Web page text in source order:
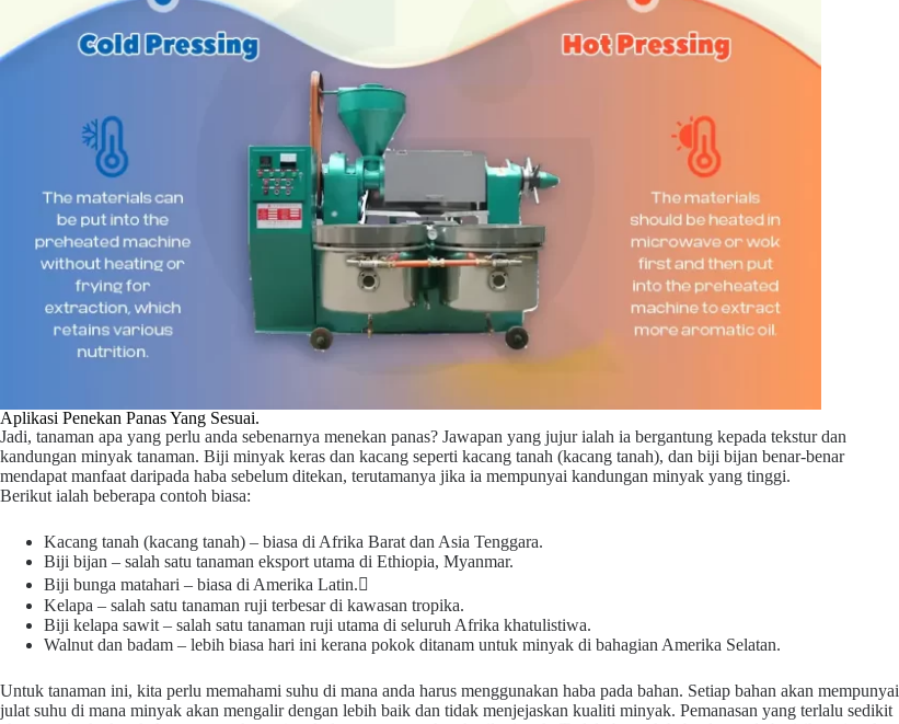
Aplikasi Penekan Panas Yang Sesuai.
Jadi, tanaman apa yang perlu anda sebenarnya menekan panas? Jawapan yang jujur ialah ia bergantung kepada tekstur dan
kandungan minyak tanaman. Biji minyak keras dan kacang seperti kacang tanah (kacang tanah), dan biji bijan benar-benar
mendapat manfaat daripada haba sebelum ditekan, terutamanya jika ia mempunyai kandungan minyak yang tinggi.
Berikut ialah beberapa contoh biasa:
Kacang tanah (kacang tanah) – biasa di Afrika Barat dan Asia Tenggara.
Biji bijan – salah satu tanaman eksport utama di Ethiopia, Myanmar.
Biji bunga matahari – biasa di Amerika Latin.
Kelapa – salah satu tanaman ruji terbesar di kawasan tropika.
Biji kelapa sawit – salah satu tanaman ruji utama di seluruh Afrika khatulistiwa.
Walnut dan badam – lebih biasa hari ini kerana pokok ditanam untuk minyak di bahagian Amerika Selatan.
Untuk tanaman ini, kita perlu memahami suhu di mana anda harus menggunakan haba pada bahan. Setiap bahan akan mempunyai
julat suhu di mana minyak akan mengalir dengan lebih baik dan tidak menjejaskan kualiti minyak. Pemanasan yang terlalu sedikit